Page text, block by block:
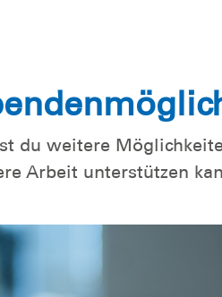
du weitere
Arbeit unterstützen